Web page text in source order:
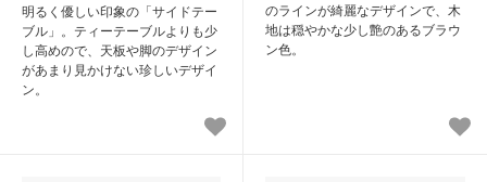
明るく優しい印象の「サイドテー
ブル」。ティーテーブルよりも少
し高めので、天板や脚のデザイン
があまり見かけない珍しいデザイ
ン。
のラインが綺麗なデザインで、木
地は穏やかな少し艶のあるブラウ
ン色。